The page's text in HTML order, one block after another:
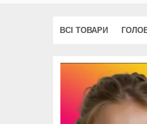
ВСІ ТОВАРИ